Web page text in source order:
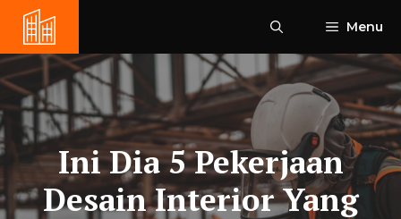
content
Menu
Ini Dia 5 Pekerjaan
Desain Interior Yang